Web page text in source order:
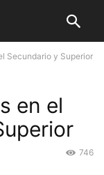
Secundario y Superior
en el
746